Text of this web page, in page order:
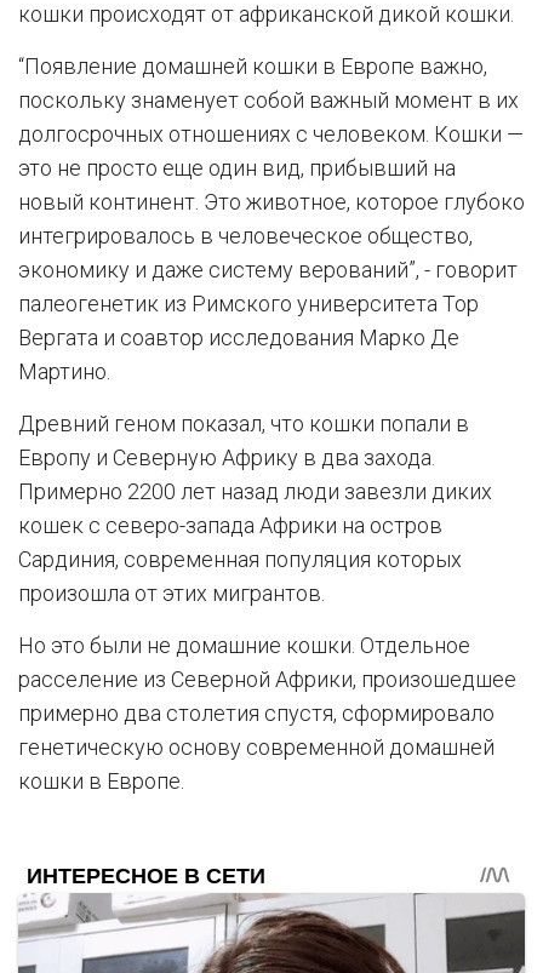
кошки происходят от африканской дикой кошки.
“Появление домашней кошки в Европе важно,
поскольку знаменует собой важный момент в их
долгосрочных отношениях с человеком. Кошки —
это не просто еще один вид, прибывший на
новый континент. Это животное, которое глубоко
интегрировалось в человеческое общество,
экономику и даже систему верований”, - говорит
палеогенетик из Римского университета Тор
Вергата и соавтор исследования Марко Де
Мартино.
Древний геном показал, что кошки попали в
Европу и Северную Африку в два захода.
Примерно 2200 лет назад люди завезли диких
кошек с северо-запада Африки на остров
Сардиния, современная популяция которых
произошла от этих мигрантов.
Но это были не домашние кошки. Отдельное
расселение из Северной Африки, произошедшее
примерно два столетия спустя, сформировало
генетическую основу современной домашней
кошки в Европе.